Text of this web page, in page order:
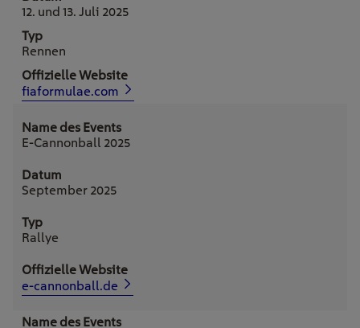
12. und 13. Juli 2025
Rennen
fiaformulae.com
E-Cannonball 2025
September 2025
Rallye
e-cannonball.de